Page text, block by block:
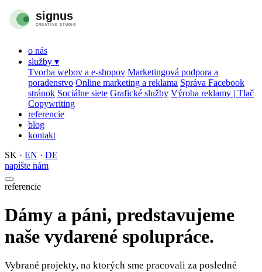
o nás
služby ▾
Tvorba webov a e-shopov Marketingová podpora a
poradenstvo Online marketing a reklama Správa Facebook
stránok Sociálne siete Grafické služby Výroba reklamy | Tlač
Copywriting
referencie
blog
kontakt
SK · EN · DE
napíšte nám
referencie
Dámy a páni, predstavujeme
naše vydarené spolupráce.
Vybrané projekty, na ktorých sme pracovali za posledné